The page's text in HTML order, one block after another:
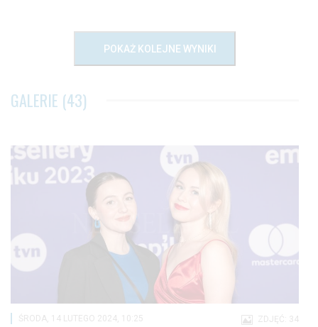
POKAŻ KOLEJNE WYNIKI
GALERIE (43)
ZDJĘĆ: 34
ŚRODA, 14 LUTEGO 2024, 10:25